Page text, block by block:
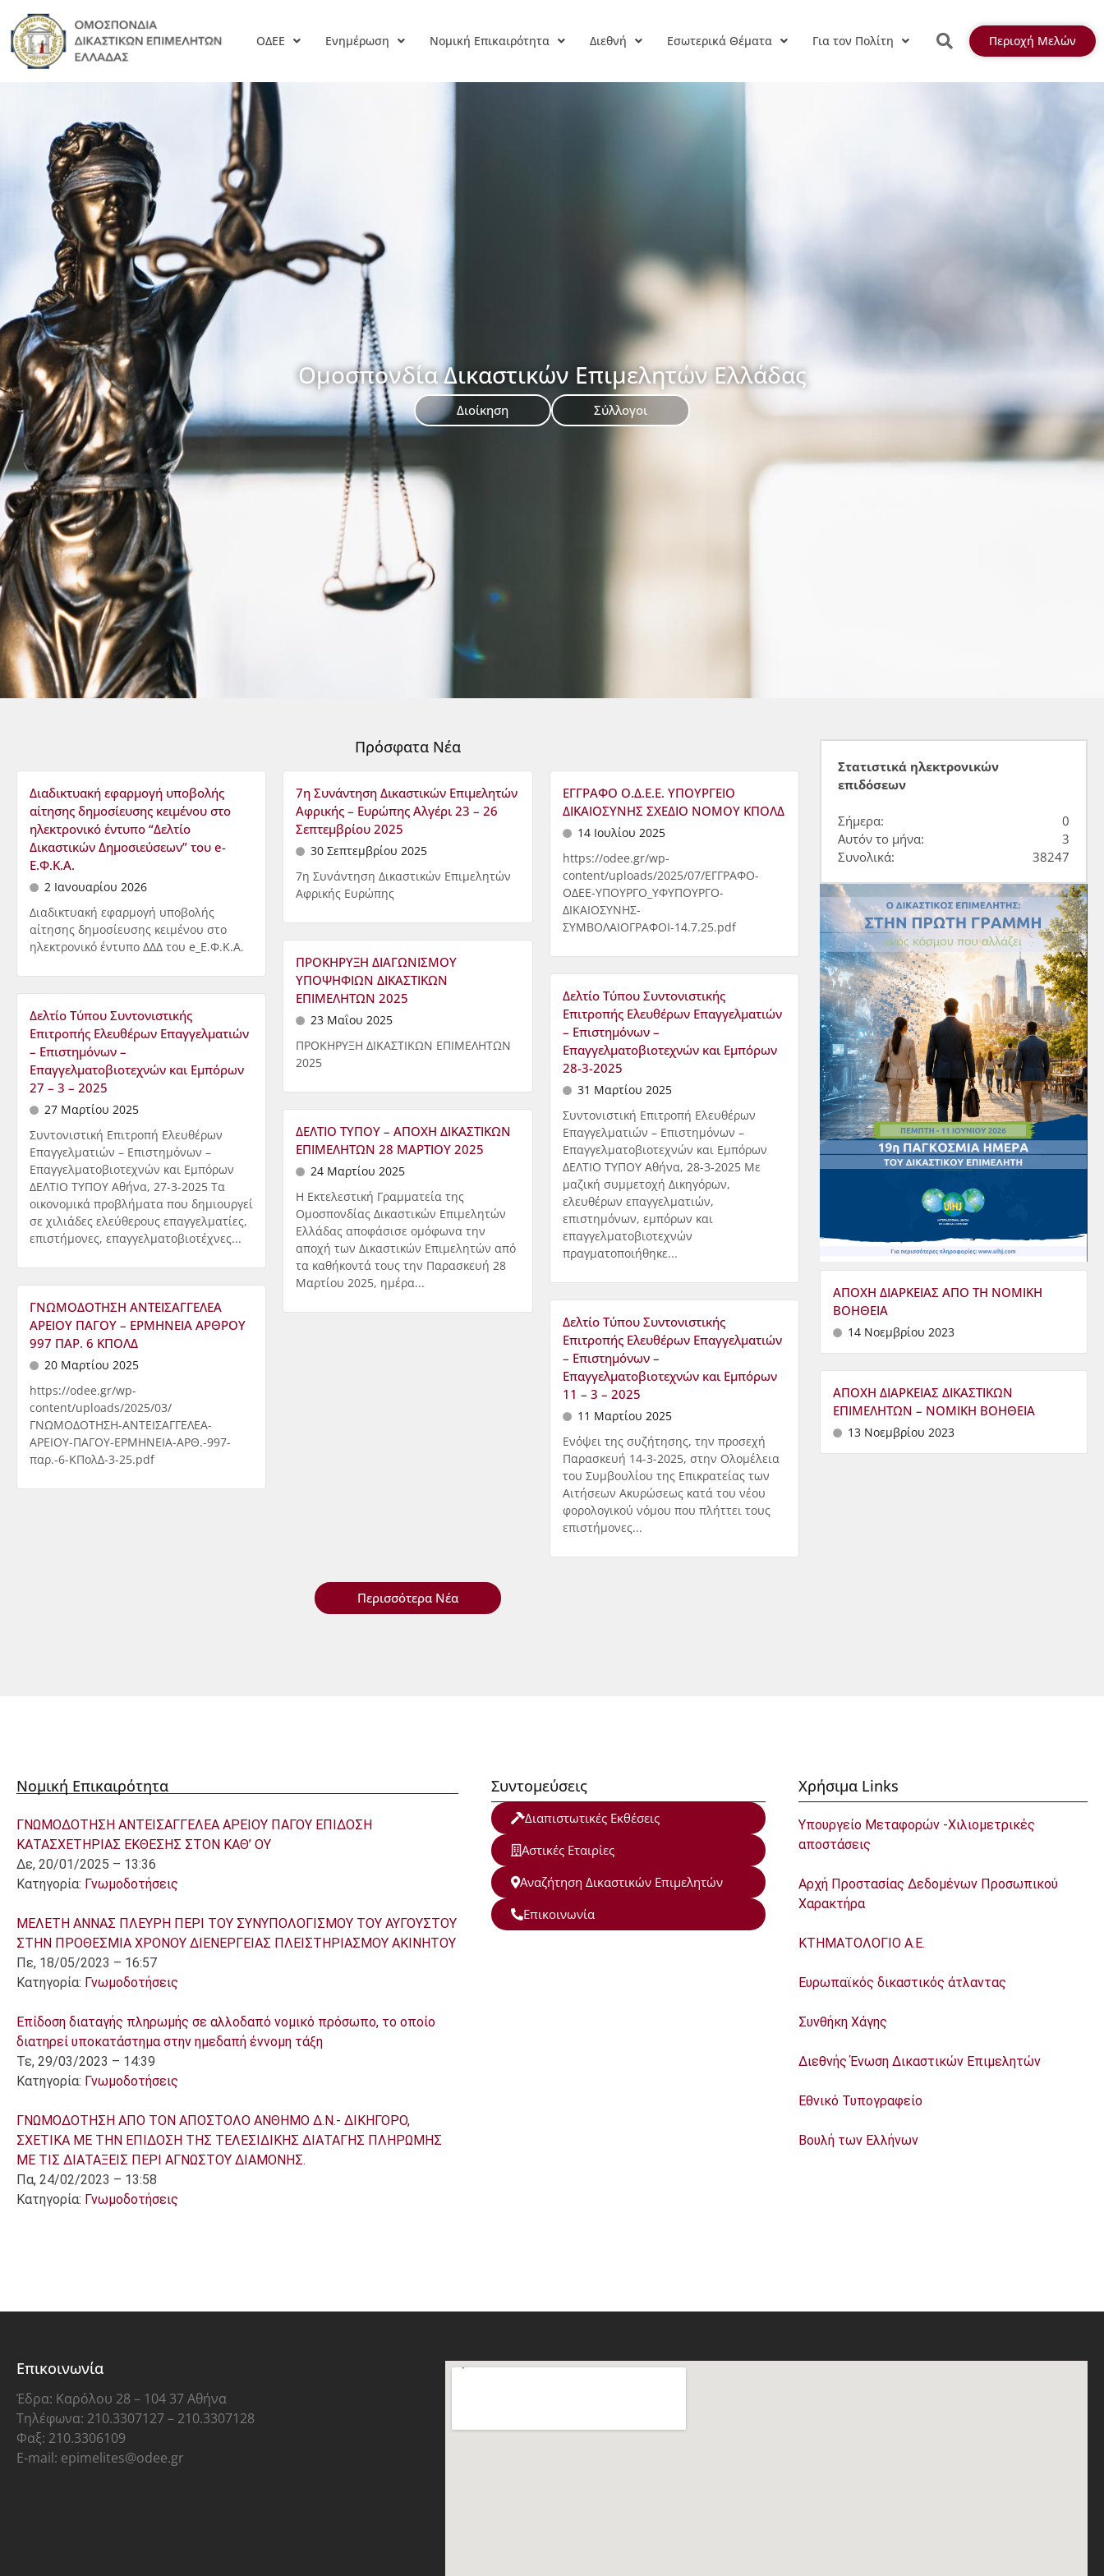
ΟΔΕΕ Ενημέρωση Νομική Επικαιρότητα Διεθνή Εσωτερικά Θέματα Για τον Πολίτη Περιοχή Μελών
Ομοσπονδία Δικαστικών Επιμελητών Ελλάδας
Διοίκηση Σύλλογοι
Πρόσφατα Νέα
Διαδικτυακή εφαρμογή υποβολής
αίτησης δημοσίευσης κειμένου στο
ηλεκτρονικό έντυπο “Δελτίο
Δικαστικών Δημοσιεύσεων” του e-
Ε.Φ.Κ.Α.
2 Ιανουαρίου 2026
Διαδικτυακή εφαρμογή υποβολής
αίτησης δημοσίευσης κειμένου στο
ηλεκτρονικό έντυπο ΔΔΔ του e_Ε.Φ.Κ.Α.
7η Συνάντηση Δικαστικών Επιμελητών
Αφρικής – Ευρώπης Αλγέρι 23 – 26
Σεπτεμβρίου 2025
30 Σεπτεμβρίου 2025
7η Συνάντηση Δικαστικών Επιμελητών
Αφρικής Ευρώπης
ΕΓΓΡΑΦΟ Ο.Δ.Ε.Ε. ΥΠΟΥΡΓΕΙΟ
ΔΙΚΑΙΟΣΥΝΗΣ ΣΧΕΔΙΟ ΝΟΜΟΥ ΚΠΟΛΔ
14 Ιουλίου 2025
https://odee.gr/wp-
content/uploads/2025/07/ΕΓΓΡΑΦΟ-
ΟΔΕΕ-ΥΠΟΥΡΓΟ_ΥΦΥΠΟΥΡΓΟ-
ΔΙΚΑΙΟΣΥΝΗΣ-
ΣΥΜΒΟΛΑΙΟΓΡΑΦΟΙ-14.7.25.pdf
ΠΡΟΚΗΡΥΞΗ ΔΙΑΓΩΝΙΣΜΟΥ
ΥΠΟΨΗΦΙΩΝ ΔΙΚΑΣΤΙΚΩΝ
ΕΠΙΜΕΛΗΤΩΝ 2025
23 Μαΐου 2025
ΠΡΟΚΗΡΥΞΗ ΔΙΚΑΣΤΙΚΩΝ ΕΠΙΜΕΛΗΤΩΝ
2025
Δελτίο Τύπου Συντονιστικής
Επιτροπής Ελευθέρων Επαγγελματιών
– Επιστημόνων –
Επαγγελματοβιοτεχνών και Εμπόρων
28-3-2025
31 Μαρτίου 2025
Συντονιστική Επιτροπή Ελευθέρων
Επαγγελματιών – Επιστημόνων –
Επαγγελματοβιοτεχνών και Εμπόρων
ΔΕΛΤΙΟ ΤΥΠΟΥ Αθήνα, 28-3-2025 Με
μαζική συμμετοχή Δικηγόρων,
ελευθέρων επαγγελματιών,
επιστημόνων, εμπόρων και
επαγγελματοβιοτεχνών
πραγματοποιήθηκε...
Δελτίο Τύπου Συντονιστικής
Επιτροπής Ελευθέρων Επαγγελματιών
– Επιστημόνων –
Επαγγελματοβιοτεχνών και Εμπόρων
27 – 3 – 2025
27 Μαρτίου 2025
Συντονιστική Επιτροπή Ελευθέρων
Επαγγελματιών – Επιστημόνων –
Επαγγελματοβιοτεχνών και Εμπόρων
ΔΕΛΤΙΟ ΤΥΠΟΥ Αθήνα, 27-3-2025 Τα
οικονομικά προβλήματα που δημιουργεί
σε χιλιάδες ελεύθερους επαγγελματίες,
επιστήμονες, επαγγελματοβιοτέχνες...
ΔΕΛΤΙΟ ΤΥΠΟΥ – ΑΠΟΧΗ ΔΙΚΑΣΤΙΚΩΝ
ΕΠΙΜΕΛΗΤΩΝ 28 ΜΑΡΤΙΟΥ 2025
24 Μαρτίου 2025
Η Εκτελεστική Γραμματεία της
Ομοσπονδίας Δικαστικών Επιμελητών
Ελλάδας αποφάσισε ομόφωνα την
αποχή των Δικαστικών Επιμελητών από
τα καθήκοντά τους την Παρασκευή 28
Μαρτίου 2025, ημέρα...
ΓΝΩΜΟΔΟΤΗΣΗ ΑΝΤΕΙΣΑΓΓΕΛΕΑ
ΑΡΕΙΟΥ ΠΑΓΟΥ – ΕΡΜΗΝΕΙΑ ΑΡΘΡΟΥ
997 ΠΑΡ. 6 ΚΠΟΛΔ
20 Μαρτίου 2025
https://odee.gr/wp-
content/uploads/2025/03/
ΓΝΩΜΟΔΟΤΗΣΗ-ΑΝΤΕΙΣΑΓΓΕΛΕΑ-
ΑΡΕΙΟΥ-ΠΑΓΟΥ-ΕΡΜΗΝΕΙΑ-ΑΡΘ.-997-
παρ.-6-ΚΠολΔ-3-25.pdf
Δελτίο Τύπου Συντονιστικής
Επιτροπής Ελευθέρων Επαγγελματιών
– Επιστημόνων –
Επαγγελματοβιοτεχνών και Εμπόρων
11 – 3 – 2025
11 Μαρτίου 2025
Eνόψει της συζήτησης, την προσεχή
Παρασκευή 14-3-2025, στην Ολομέλεια
του Συμβουλίου της Επικρατείας των
Αιτήσεων Ακυρώσεως κατά του νέου
φορολογικού νόμου που πλήττει τους
επιστήμονες...
Περισσότερα Νέα
Στατιστικά ηλεκτρονικών
επιδόσεων
Σήμερα:
0
Αυτόν το μήνα:
3
Συνολικά:
38247
ΑΠΟΧΗ ΔΙΑΡΚΕΙΑΣ ΑΠΟ ΤΗ ΝΟΜΙΚΗ
ΒΟΗΘΕΙΑ
14 Νοεμβρίου 2023
ΑΠΟΧΗ ΔΙΑΡΚΕΙΑΣ ΔΙΚΑΣΤΙΚΩΝ
ΕΠΙΜΕΛΗΤΩΝ – ΝΟΜΙΚΗ ΒΟΗΘΕΙΑ
13 Νοεμβρίου 2023
Νομική Επικαιρότητα
ΓΝΩΜΟΔΟΤΗΣΗ ΑΝΤΕΙΣΑΓΓΕΛΕΑ ΑΡΕΙΟΥ ΠΑΓΟΥ ΕΠΙΔΟΣΗ
ΚΑΤΑΣΧΕΤΗΡΙΑΣ ΕΚΘΕΣΗΣ ΣΤΟΝ ΚΑΘ’ ΟΥ
Δε, 20/01/2025 – 13:36
Κατηγορία: Γνωμοδοτήσεις
ΜΕΛΕΤΗ ΑΝΝΑΣ ΠΛΕΥΡΗ ΠΕΡΙ ΤΟΥ ΣΥΝΥΠΟΛΟΓΙΣΜΟΥ ΤΟΥ ΑΥΓΟΥΣΤΟΥ
ΣΤΗΝ ΠΡΟΘΕΣΜΙΑ ΧΡΟΝΟΥ ΔΙΕΝΕΡΓΕΙΑΣ ΠΛΕΙΣΤΗΡΙΑΣΜΟΥ ΑΚΙΝΗΤΟΥ
Πε, 18/05/2023 – 16:57
Κατηγορία: Γνωμοδοτήσεις
Επίδοση διαταγής πληρωμής σε αλλοδαπό νομικό πρόσωπο, το οποίο
διατηρεί υποκατάστημα στην ημεδαπή έννομη τάξη
Τε, 29/03/2023 – 14:39
Κατηγορία: Γνωμοδοτήσεις
ΓΝΩΜΟΔΟΤΗΣΗ ΑΠΟ ΤΟΝ ΑΠΟΣΤΟΛΟ ΑΝΘΗΜΟ Δ.Ν.- ΔΙΚΗΓΟΡΟ,
ΣΧΕΤΙΚΑ ΜΕ ΤΗΝ ΕΠΙΔΟΣΗ ΤΗΣ ΤΕΛΕΣΙΔΙΚΗΣ ΔΙΑΤΑΓΗΣ ΠΛΗΡΩΜΗΣ
ΜΕ ΤΙΣ ΔΙΑΤΑΞΕΙΣ ΠΕΡΙ ΑΓΝΩΣΤΟΥ ΔΙΑΜΟΝΗΣ.
Πα, 24/02/2023 – 13:58
Κατηγορία: Γνωμοδοτήσεις
Συντομεύσεις
Διαπιστωτικές Εκθέσεις
Αστικές Εταιρίες
Αναζήτηση Δικαστικών Επιμελητών
Επικοινωνία
Χρήσιμα Links
Υπουργείο Μεταφορών -Χιλιομετρικές
αποστάσεις
Aρχή Προστασίας Δεδομένων Προσωπικού
Χαρακτήρα
ΚΤΗΜΑΤΟΛΟΓΙΟ Α.Ε.
Ευρωπαϊκός δικαστικός άτλαντας
Συνθήκη Χάγης
Διεθνής Ένωση Δικαστικών Επιμελητών
Εθνικό Τυπογραφείο
Βουλή των Ελλήνων
Επικοινωνία
Έδρα: Καρόλου 28 – 104 37 Αθήνα
Τηλέφωνα: 210.3307127 – 210.3307128
Φαξ: 210.3306109
E-mail: epimelites@odee.gr